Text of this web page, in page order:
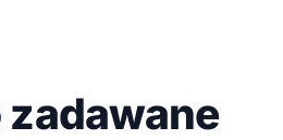
zadawane